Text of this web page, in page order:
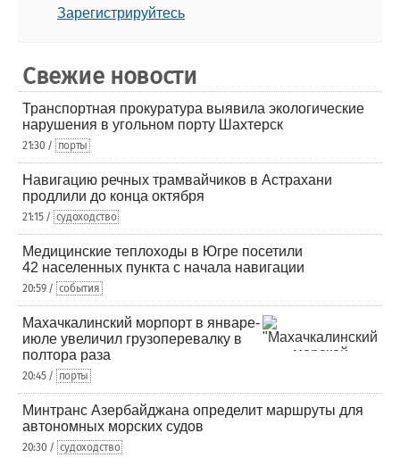
Зарегистрируйтесь
Свежие новости
Транспортная прокуратура выявила экологические
нарушения в угольном порту Шахтерск
21:30 / порты
Навигацию речных трамвайчиков в Астрахани
продлили до конца октября
21:15 / судоходство
Медицинские теплоходы в Югре посетили
42 населенных пункта с начала навигации
20:59 / события
Махачкалинский морпорт в январе-
июле увеличил грузоперевалку в
полтора раза
20:45 / порты
Минтранс Азербайджана определит маршруты для
автономных морских судов
20:30 / судоходство